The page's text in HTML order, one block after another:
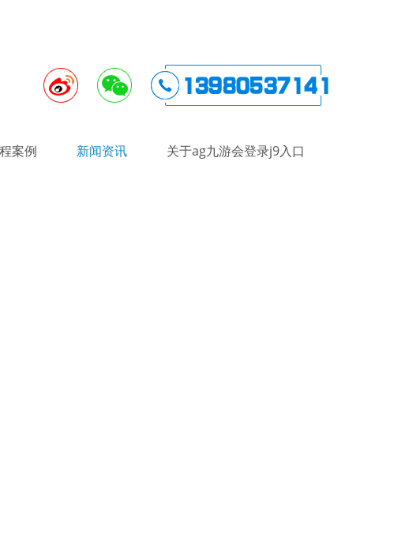
案例 新闻资讯 关于ag九游会登录j9入口